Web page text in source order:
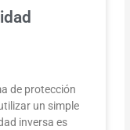
de protección
un simple
inversa es